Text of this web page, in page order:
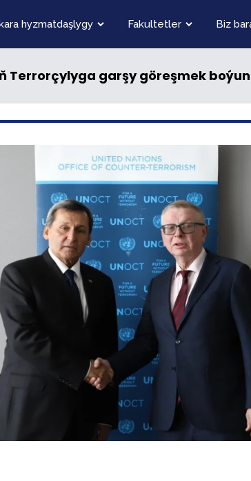
hyzmatdaşlygy Fakultetler Biz
Terrorçylyga garşy göreşmek